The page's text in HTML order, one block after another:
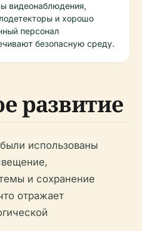
видеонаблюдения,
и хорошо
персонал
безопасную среду.
развитие
использованы
и сохранение
отражает